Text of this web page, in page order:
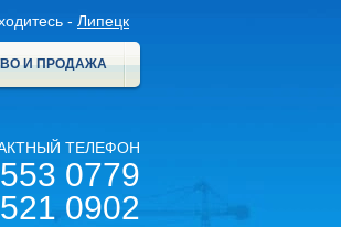
- Липецк
И ПРОДАЖА
ТЕЛЕФОН
0779
0902